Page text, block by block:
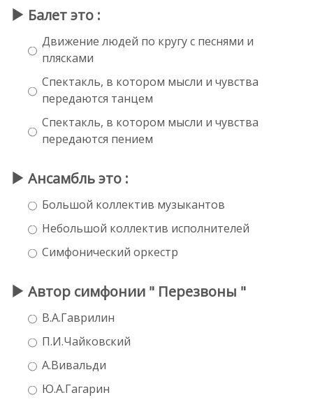
Балет это :
Движение людей по кругу с песнями и
плясками
Спектакль, в котором мысли и чувства
передаются танцем
Спектакль, в котором мысли и чувства
передаются пением
Ансамбль это :
Большой коллектив музыкантов
Небольшой коллектив исполнителей
Симфонический оркестр
Автор симфонии " Перезвоны "
В.А.Гаврилин
П.И.Чайковский
А.Вивальди
Ю.А.Гагарин